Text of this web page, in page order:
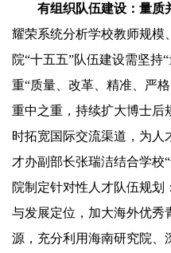
有组织队伍建设：量质
耀荣系统分析学校教师规模
院“十五五”队伍建设需坚持
重“质量、改革、精准、严
重中之重，持续扩大博士后
时拓宽国际交流渠道，为人
才办副部长张瑞洁结合学校
院制定针对性人才队伍规
与发展定位，加大海外优秀
源，充分利用海南研究院、